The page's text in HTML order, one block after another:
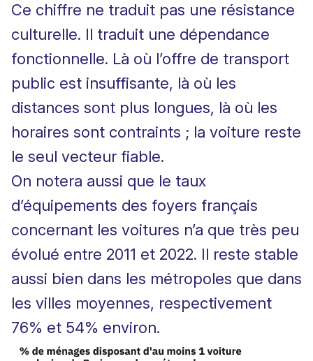
Ce chiffre ne traduit pas une résistance
culturelle. Il traduit une dépendance
fonctionnelle. Là où l’offre de transport
public est insuffisante, là où les
distances sont plus longues, là où les
horaires sont contraints ; la voiture reste
le seul vecteur fiable.
On notera aussi que le taux
d’équipements des foyers français
concernant les voitures n’a que très peu
évolué entre 2011 et 2022. Il reste stable
aussi bien dans les métropoles que dans
les villes moyennes, respectivement
76% et 54% environ.